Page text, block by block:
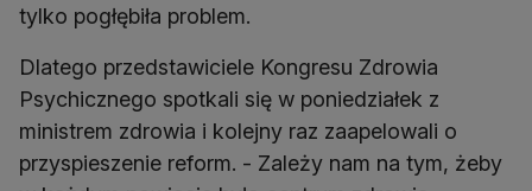
tylko pogłębiła problem.
Dlatego przedstawiciele Kongresu Zdrowia
Psychicznego spotkali się w poniedziałek z
ministrem zdrowia i kolejny raz zaapelowali o
przyspieszenie reform. - Zależy nam na tym, żeby